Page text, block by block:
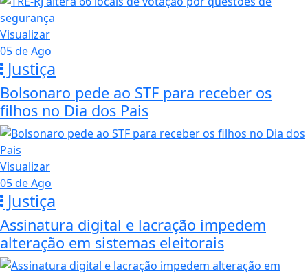
Visualizar
05 de Ago
Justiça
Bolsonaro pede ao STF para receber os
filhos no Dia dos Pais
Visualizar
05 de Ago
Justiça
Assinatura digital e lacração impedem
alteração em sistemas eleitorais